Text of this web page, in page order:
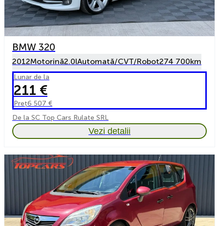
BMW 320
2012Motorină2.0lAutomată/CVT/Robot274 700km
Lunar de la
211 €
Preț6 507 €
De la SC Top Cars Rulate SRL
Vezi detalii